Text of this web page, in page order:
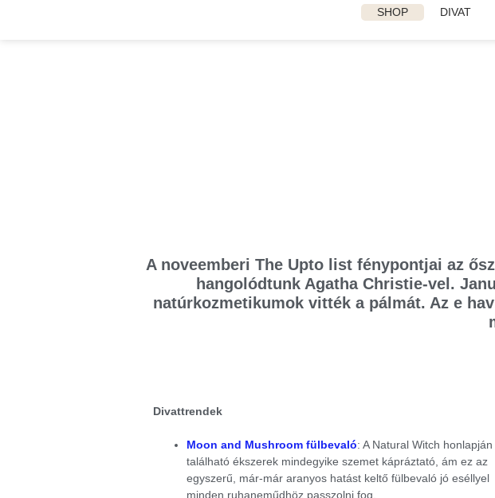
SHOP DIVAT
A noveemberi The Upto list fénypontjai az
hangolódtunk Agatha Christie-vel.
natúrkozmetikumok vitték a pálmát. Az e
Divattrendek
Moon and Mushroom fülbevaló: A Natural Witch honlapján
található ékszerek mindegyike szemet kápráztató, ám ez az
egyszerű, már-már aranyos hatást keltő fülbevaló jó eséllyel
minden ruhaneműdhöz passzolni fog.